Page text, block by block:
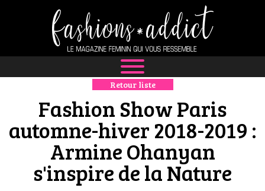
NEWS
MODE
LUXE
DÉFILÉS
Retour liste
Fashion Show Paris
automne-hiver 2018-2019 :
Armine Ohanyan
s'inspire de la Nature